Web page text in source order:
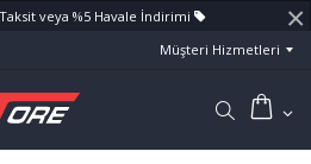
veya %5 Havale İndirimi ×
Müşteri Hizmetleri